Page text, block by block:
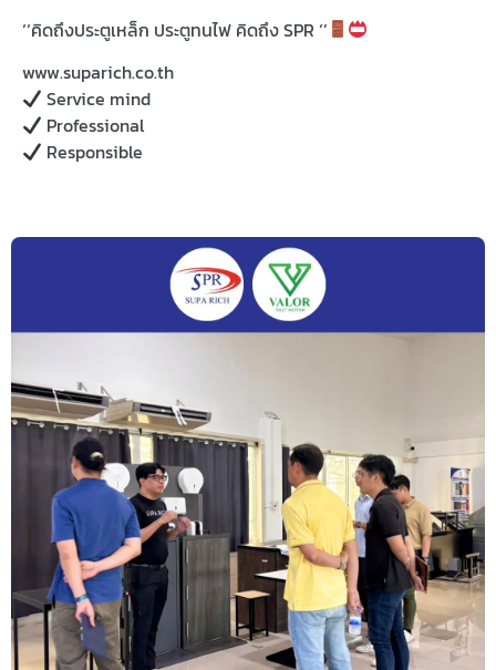
‘‘คิดถึงประตูเหล็ก ประตูทนไฟ คิดถึง SPR ‘’
www.suparich.co.th
Service mind
Professional
Responsible